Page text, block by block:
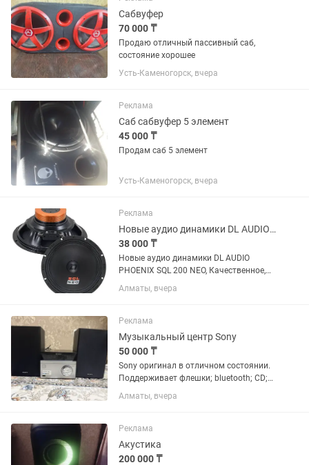
Сабвуфер
70 000 ₸
Продаю отличный пассивный саб,
состояние хорошее
Усть-Каменогорск, вчера
Реклама
Саб сабвуфер 5 элемент
45 000 ₸
Продам саб 5 элемент
Усть-Каменогорск, вчера
Реклама
Новые аудио динамики DL AUDIO PHOENIX SQL 200 NEO
38 000 ₸
Новые аудио динамики DL AUDIO
PHOENIX SQL 200 NEO, Качественное,
мощное, чистое детализированное
звучание с отличным панчем. Диаметр
Ом, Номинальная мощность 140...
Алматы, вчера
Реклама
Музыкальный центр Sony
50 000 ₸
Sony оригинал в отличном состоянии.
Поддерживает флешки; bluetooth; CD;
Radio и т.д. Отдам в хорошие руки )))
Алматы, вчера
Реклама
Акустика
200 000 ₸